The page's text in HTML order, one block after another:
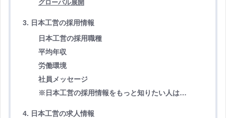
グローバル展開
3. 日本工営の採用情報
日本工営の採用職種
平均年収
労働環境
社員メッセージ
※日本工営の採用情報をもっと知りたい人は…
4. 日本工営の求人情報